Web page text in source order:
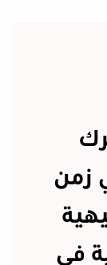
زمن
في